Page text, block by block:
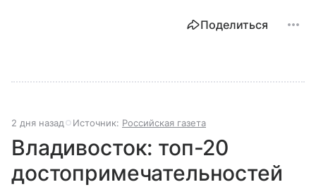
Поделиться
2 дня назад Источник: Российская газета
Владивосток: топ-20
достопримечательностей